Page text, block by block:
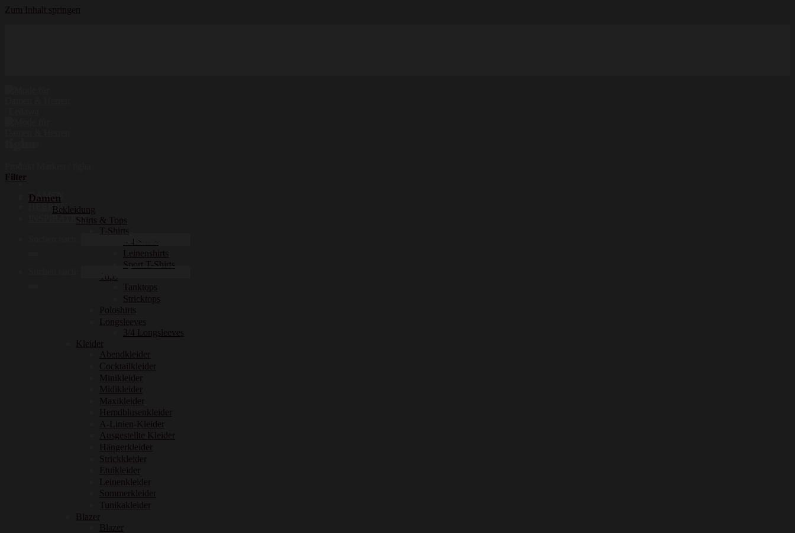
Zum Inhalt springen
DAMEN
HERREN
INSPIRATION
Filter
Damen
Bekleidung
Shirts & Tops
T-Shirts
3/4 Shirts
Leinenshirts
Sport T-Shirts
Tops
Tanktops
Stricktops
Poloshirts
Longsleeves
3/4 Longsleeves
Kleider
Abendkleider
Cocktailkleider
Minikleider
Midikleider
Maxikleider
Hemdblusenkleider
A-Linien-Kleider
Ausgestellte Kleider
Hängerkleider
Strickkleider
Etuikleider
Leinenkleider
Sommerkleider
Tunikakleider
Blazer
Blazer